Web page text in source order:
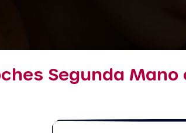
Segunda Mano